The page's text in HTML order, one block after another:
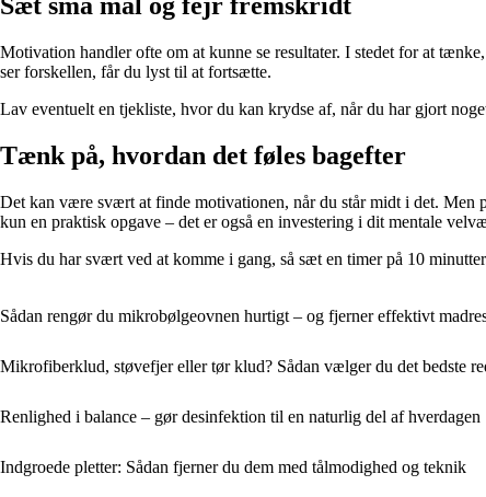
Sæt små mål og fejr fremskridt
Motivation handler ofte om at kunne se resultater. I stedet for at
ser forskellen, får du lyst til at fortsætte.
Lav eventuelt en tjekliste, hvor du kan krydse af, når du har gjort
Tænk på, hvordan det føles bagefter
Det kan være svært at finde motivationen, når du står midt i det. Men
kun en praktisk opgave – det er også en investering i dit mentale
Hvis du har svært ved at komme i gang, så sæt en timer på 10
Sådan rengør du mikrobølgeovnen hurtigt – og fjerner effektivt
Mikrofiberklud, støvefjer eller tør klud? Sådan vælger du det bedste
Renlighed i balance – gør desinfektion til en naturlig del af hverdagen
Indgroede pletter: Sådan fjerner du dem med tålmodighed og teknik